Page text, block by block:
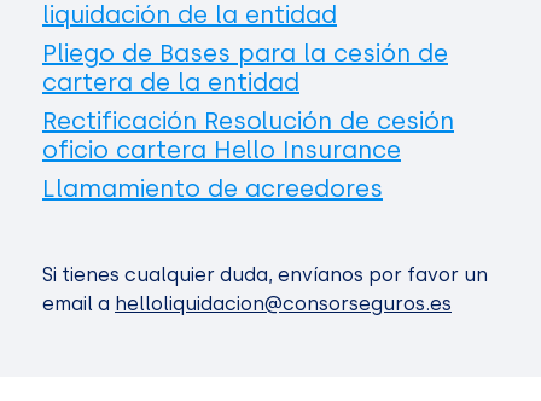
liquidación de la entidad
Pliego de Bases para la cesión de
cartera de la entidad
Rectificación Resolución de cesión
oficio cartera Hello Insurance
Llamamiento de acreedores
Si tienes cualquier duda, envíanos por favor un
email a helloliquidacion@consorseguros.es